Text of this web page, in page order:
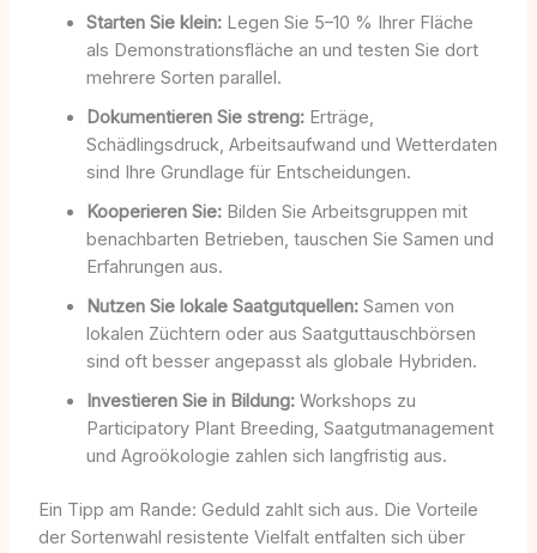
Starten Sie klein:Legen Sie 5–10 % Ihrer Fläche
als Demonstrationsfläche an und testen Sie dort
mehrere Sorten parallel.
Dokumentieren Sie streng:Erträge,
Schädlingsdruck, Arbeitsaufwand und Wetterdaten
sind Ihre Grundlage für Entscheidungen.
Kooperieren Sie:Bilden Sie Arbeitsgruppen mit
benachbarten Betrieben, tauschen Sie Samen und
Erfahrungen aus.
Nutzen Sie lokale Saatgutquellen:Samen von
lokalen Züchtern oder aus Saatguttauschbörsen
sind oft besser angepasst als globale Hybriden.
Investieren Sie in Bildung:Workshops zu
Participatory Plant Breeding, Saatgutmanagement
und Agroökologie zahlen sich langfristig aus.
Ein Tipp am Rande: Geduld zahlt sich aus. Die Vorteile
der Sortenwahl resistente Vielfalt entfalten sich über